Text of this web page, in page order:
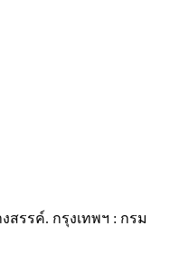
สรรค์. กรุงเทพฯ : กรม